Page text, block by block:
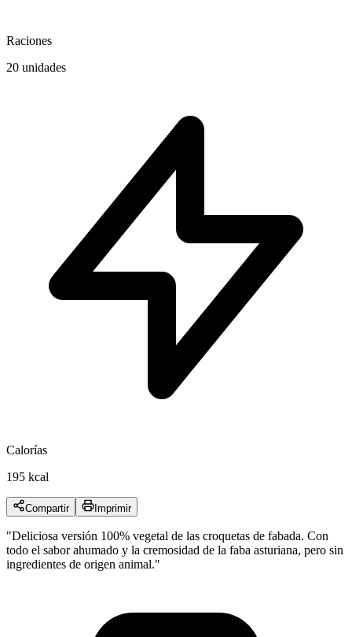
Raciones
20 unidades
Calorías
195 kcal
Compartir Imprimir
"Deliciosa versión 100% vegetal de las croquetas de fabada. Con
todo el sabor ahumado y la cremosidad de la faba asturiana, pero sin
ingredientes de origen animal."